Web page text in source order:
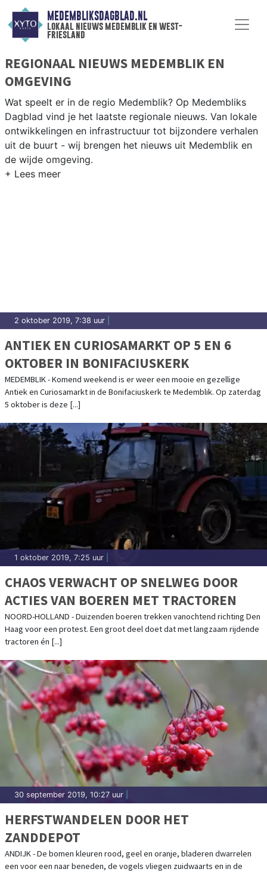
MEDEMBLIKSDAGBLAD.NL
lokaal nieuws medemblik en west-
friesland
REGIONAAL NIEUWS MEDEMBLIK EN
OMGEVING
Wat speelt er in de regio Medemblik? Op Medembliks
Dagblad vind je het laatste regionale nieuws. Van lokale
ontwikkelingen en infrastructuur tot bijzondere verhalen
uit de buurt - wij brengen het nieuws uit Medemblik en
de wijde omgeving.
2 oktober 2019, 7:38 uur
ANTIEK EN CURIOSAMARKT OP 5 EN 6
OKTOBER IN BONIFACIUSKERK
MEDEMBLIK - Komend weekend is er weer een mooie en gezellige
Antiek en Curiosamarkt in de Bonifaciuskerk te Medemblik. Op zaterdag
5 oktober is deze [...]
1 oktober 2019, 7:25 uur
CHAOS VERWACHT OP SNELWEG DOOR
ACTIES VAN BOEREN MET TRACTOREN
NOORD-HOLLAND - Duizenden boeren trekken vanochtend richting Den
Haag voor een protest. Een groot deel doet dat met langzaam rijdende
tractoren én [...]
30 september 2019, 10:27 uur
HERFSTWANDELEN DOOR HET
ZANDDEPOT
ANDIJK - De bomen kleuren rood, geel en oranje, bladeren dwarrelen
een voor een naar beneden, de vogels vliegen zuidwaarts en in de